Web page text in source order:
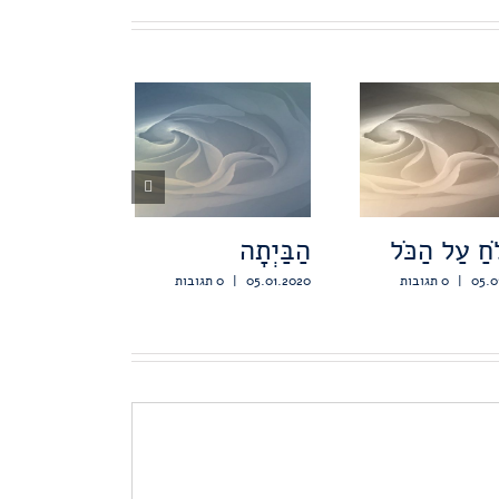
הַבַּיְתָה
05.01.2020
| 0 תגובות
עַל הַכֹּל
| 0 תגובות